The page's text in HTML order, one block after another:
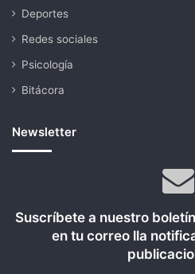
Deportes
Redes sociales
Psicología
Bitácora
Newsletter
Suscríbete a nuestro
en tu correo lla